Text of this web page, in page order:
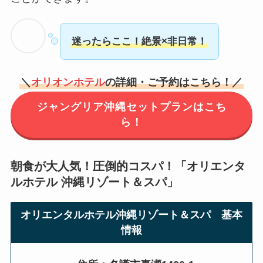
迷ったらここ！絶景×非日常！
＼オリオンホテルの詳細・ご予約はこちら！／
ジャングリア沖縄セットプランはこち
ら！
朝食が大人気！圧倒的コスパ！「オリエンタ
ルホテル 沖縄リゾート＆スパ」
オリエンタルホテル沖縄リゾート＆スパ 基本
情報